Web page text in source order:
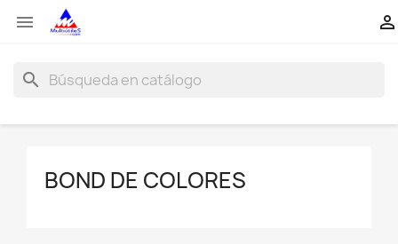
 
search
BOND DE COLORES